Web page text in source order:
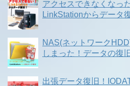
アクセスできなくなっ
LinkStationからデータ
NAS(ネットワーク
しまった！データの復
出張データ復旧！